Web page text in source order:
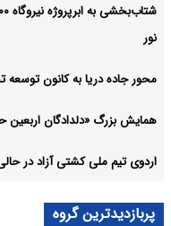
نور
محور جاده دریا به کانون
همایش بزرگ «دلدادگان اربعین
اردوی تیم ملی کشتی آزاد در
پربازدیدترین گروه